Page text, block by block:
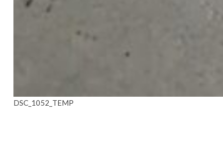
DSC_1052_TEMP